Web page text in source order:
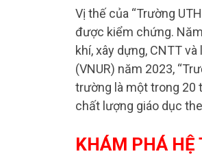
Vị thế của “Trường
được kiểm chứng.
khí, xây dựng, CNTT
(VNUR) năm 2023,
trường là một trong 20
chất lượng giáo dục
KHÁM PHÁ HỆ